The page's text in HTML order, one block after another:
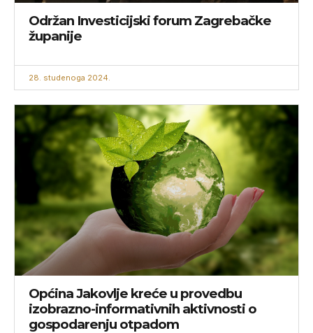
Održan Investicijski forum Zagrebačke
županije
28. studenoga 2024.
Općina Jakovlje kreće u provedbu
izobrazno-informativnih aktivnosti o
gospodarenju otpadom